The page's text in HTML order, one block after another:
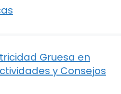
Gruesa en
y Consejos